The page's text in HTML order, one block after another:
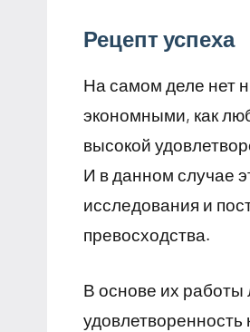
Рецепт успеха
На самом деле нет
экономными, как
высокой
И в данном случае
исследования и
превосходства.
В основе их работы
удовлетворенность